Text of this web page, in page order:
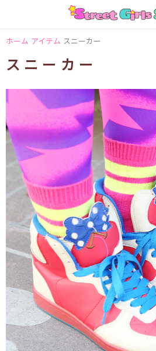
ホーム アイテム スニーカー
スニーカー